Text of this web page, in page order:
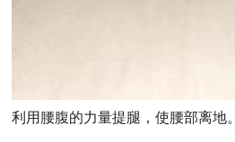
利用腰腹的力量提腿，使腰部离地。